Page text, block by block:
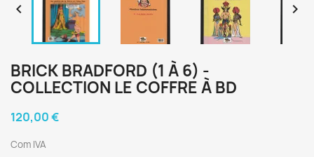
 
BRICK BRADFORD (1 À 6) -
COLLECTION LE COFFRE À BD
120,00 €
Com IVA